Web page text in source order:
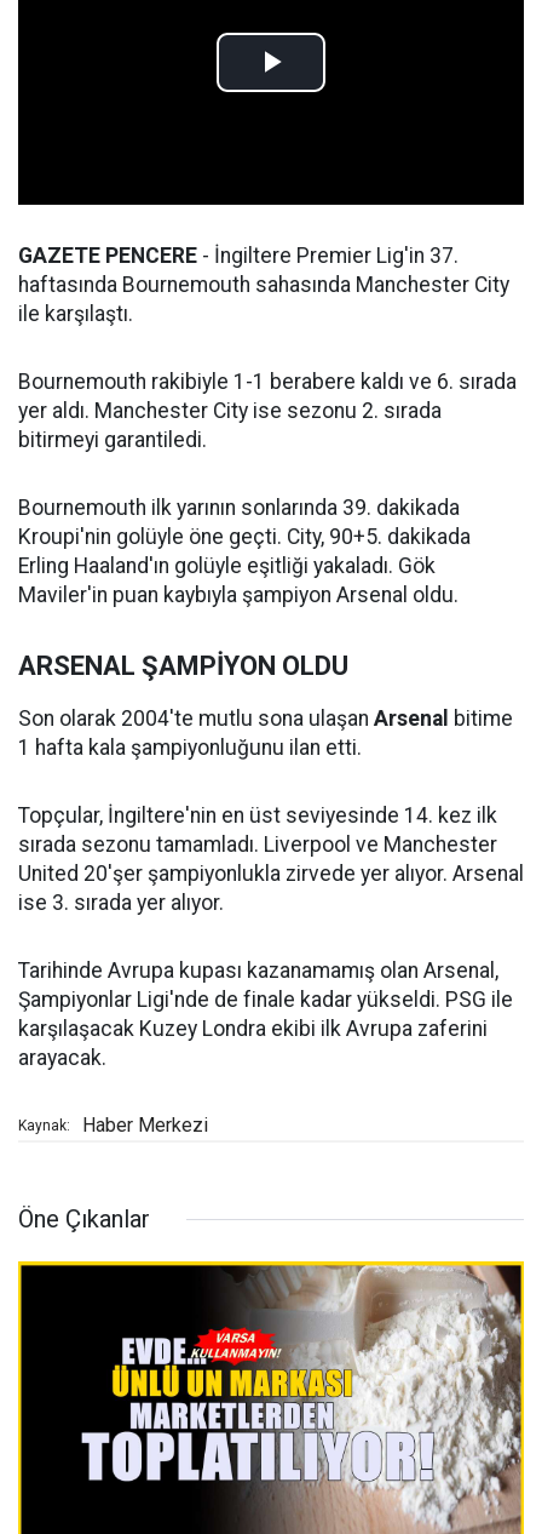
GAZETE PENCERE - İngiltere Premier Lig'in 37.
haftasında Bournemouth sahasında Manchester City
ile karşılaştı.
Bournemouth rakibiyle 1-1 berabere kaldı ve 6. sırada
yer aldı. Manchester City ise sezonu 2. sırada
bitirmeyi garantiledi.
Bournemouth ilk yarının sonlarında 39. dakikada
Kroupi'nin golüyle öne geçti. City, 90+5. dakikada
Erling Haaland'ın golüyle eşitliği yakaladı. Gök
Maviler'in puan kaybıyla şampiyon Arsenal oldu.
ARSENAL ŞAMPİYON OLDU
Son olarak 2004'te mutlu sona ulaşan Arsenal bitime
1 hafta kala şampiyonluğunu ilan etti.
Topçular, İngiltere'nin en üst seviyesinde 14. kez ilk
sırada sezonu tamamladı. Liverpool ve Manchester
United 20'şer şampiyonlukla zirvede yer alıyor. Arsenal
ise 3. sırada yer alıyor.
Tarihinde Avrupa kupası kazanamamış olan Arsenal,
Şampiyonlar Ligi'nde de finale kadar yükseldi. PSG ile
karşılaşacak Kuzey Londra ekibi ilk Avrupa zaferini
arayacak.
Kaynak: Haber Merkezi
Öne Çıkanlar